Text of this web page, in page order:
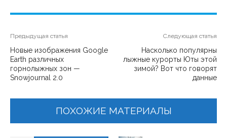
Предыдущая статья
Новые изображения Google
Earth различных
горнолыжных зон —
Snowjournal 2.0
Следующая статья
Насколько популярны
лыжные курорты Юты этой
зимой? Вот что говорят
данные
ПОХОЖИЕ МАТЕРИАЛЫ